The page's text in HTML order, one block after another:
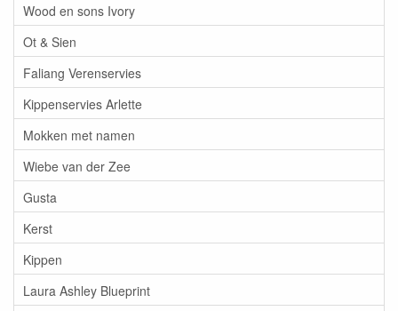
Wood en sons Ivory
Ot & Sien
Faliang Verenservies
Kippenservies Arlette
Mokken met namen
Wiebe van der Zee
Gusta
Kerst
Kippen
Laura Ashley Blueprint